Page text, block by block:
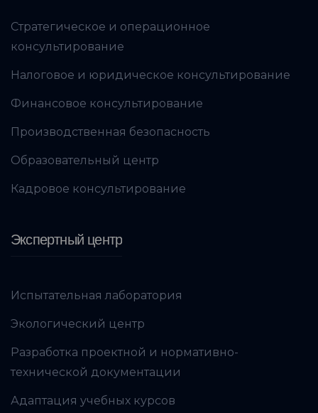
Стратегическое и операционное
консультирование
Налоговое и юридическое консультирование
Финансовое консультирование
Производственная безопасность
Образовательный центр
Кадровое консультирование
Экспертный центр
Испытательная лаборатория
Экологический центр
Разработка проектной и нормативно-
технической документации
Адаптация учебных курсов